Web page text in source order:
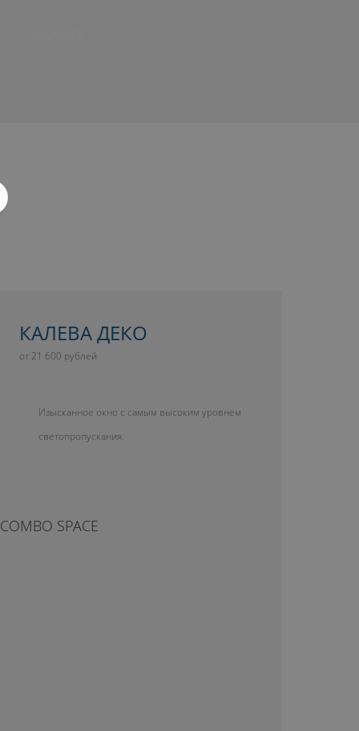
КАЛЕВА ДЕКО
от 21 600 рублей
Изысканное окно с самым высоким уровнем
светопропускания.